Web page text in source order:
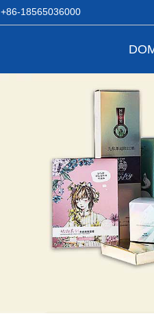
+86-18565036000